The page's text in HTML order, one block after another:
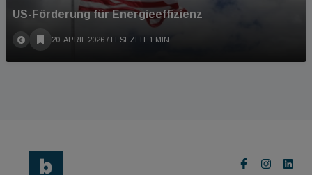
US-Förderung für Energieeffizienz
20. APRIL 2026 / LESEZEIT 1 MIN